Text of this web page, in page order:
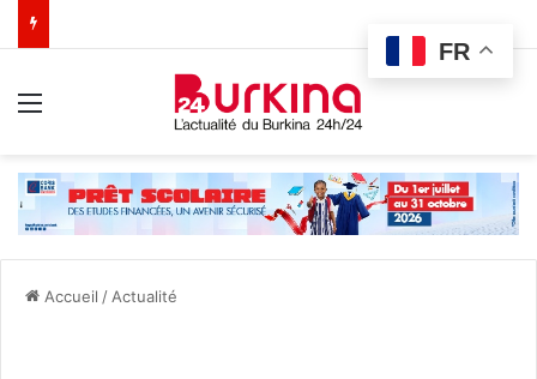
Accueil / Actualité
FR